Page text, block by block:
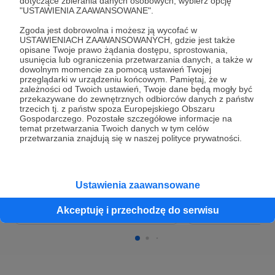
"USTAWIENIA ZAAWANSOWANE".
Zgoda jest dobrowolna i możesz ją wycofać w
USTAWIENIACH ZAAWANSOWANYCH, gdzie jest także
opisane Twoje prawo żądania dostępu, sprostowania,
usunięcia lub ograniczenia przetwarzania danych, a także w
dowolnym momencie za pomocą ustawień Twojej
przeglądarki w urządzeniu końcowym. Pamiętaj, że w
zależności od Twoich ustawień, Twoje dane będą mogły być
przekazywane do zewnętrznych odbiorców danych z państw
trzecich tj. z państw spoza Europejskiego Obszaru
Gospodarczego. Pozostałe szczegółowe informacje na
temat przetwarzania Twoich danych w tym celów
przetwarzania znajdują się w naszej polityce prywatności.
Ustawienia zaawansowane
Akceptuję i przechodzę do serwisu
Koszty bazowe Kultury Podhala
2 300 zł
miesięcznie
2 280 zł
brakuje
0%
Osiągnięcie tego celu pozwala
pokryć miesięczne utrzymanie
bazowe Kultury Podhala.
Kultura Podhala
cyberprzestrzeni
7 000 zł
miesięcznie
0%
Kwota pozwoli na
utrzymania i
kanału YouTuba ze
pojawiające się w
związane z